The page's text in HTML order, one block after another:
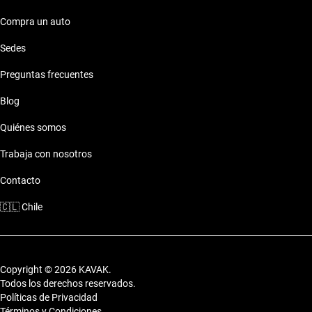
Compra un auto
Sedes
Preguntas frecuentes
Blog
Quiénes somos
Trabaja con nosotros
Contacto
🇨🇱Chile
Copyright © 2026 KAVAK.
Todos los derechos reservados.
Políticas de Privacidad